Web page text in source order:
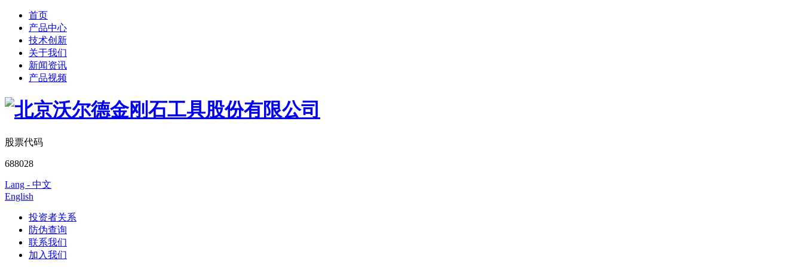
首页
产品中心
技术创新
关于我们
新闻资讯
产品视频
股票代码
688028
Lang - 中文
English
投资者关系
防伪查询
联系我们
加入我们